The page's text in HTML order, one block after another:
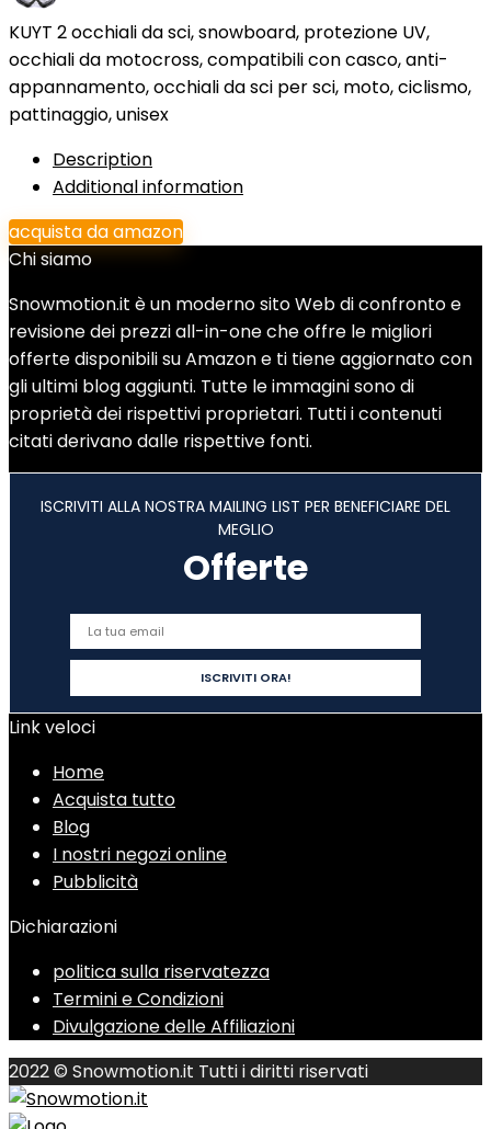
KUYT 2 occhiali da sci, snowboard, protezione UV,
occhiali da motocross, compatibili con casco, anti-
appannamento, occhiali da sci per sci, moto, ciclismo,
pattinaggio, unisex
Description
Additional information
acquista da amazon
Chi siamo
Snowmotion.it è un moderno sito Web di confronto e
revisione dei prezzi all-in-one che offre le migliori
offerte disponibili su Amazon e ti tiene aggiornato con
gli ultimi blog aggiunti. Tutte le immagini sono di
proprietà dei rispettivi proprietari. Tutti i contenuti
citati derivano dalle rispettive fonti.
ISCRIVITI ALLA NOSTRA MAILING LIST PER BENEFICIARE DEL
MEGLIO
Offerte
Link veloci
Home
Acquista tutto
Blog
I nostri negozi online
Pubblicità
Dichiarazioni
politica sulla riservatezza
Termini e Condizioni
Divulgazione delle Affiliazioni
2022 © Snowmotion.it Tutti i diritti riservati